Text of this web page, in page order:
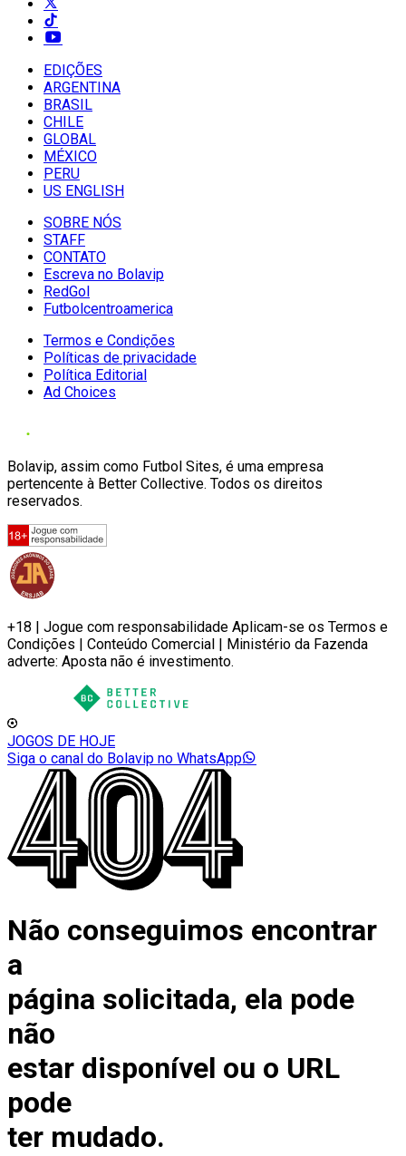
EDIÇÕES
ARGENTINA
BRASIL
CHILE
GLOBAL
MÉXICO
PERU
US ENGLISH
SOBRE NÓS
STAFF
CONTATO
Escreva no Bolavip
RedGol
Futbolcentroamerica
Termos e Condições
Políticas de privacidade
Política Editorial
Ad Choices
Bolavip, assim como Futbol Sites, é uma empresa
pertencente à Better Collective. Todos os direitos
reservados.
+18 | Jogue com responsabilidade Aplicam-se os Termos e
Condições | Conteúdo Comercial | Ministério da Fazenda
adverte: Aposta não é investimento.
JOGOS DE HOJE
Siga o canal do Bolavip no WhatsApp
Não conseguimos encontrar
a
página solicitada, ela pode
não
estar disponível ou o URL
pode
ter mudado.